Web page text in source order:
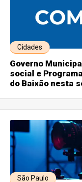
Cidades
Governo
social e
do Baixão nesta
São Paulo